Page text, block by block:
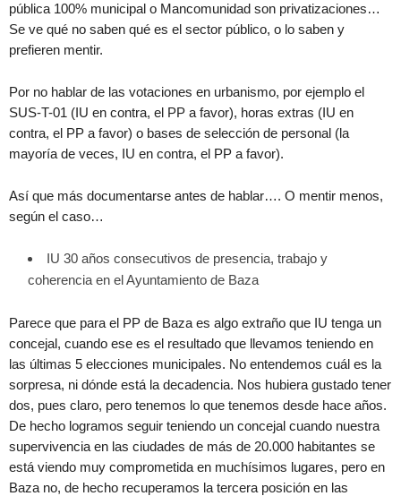
pública 100% municipal o Mancomunidad son privatizaciones…
Se ve qué no saben qué es el sector público, o lo saben y
prefieren mentir.
Por no hablar de las votaciones en urbanismo, por ejemplo el
SUS-T-01 (IU en contra, el PP a favor), horas extras (IU en
contra, el PP a favor) o bases de selección de personal (la
mayoría de veces, IU en contra, el PP a favor).
Así que más documentarse antes de hablar…. O mentir menos,
según el caso…
IU 30 años consecutivos de presencia, trabajo y
coherencia en el Ayuntamiento de Baza
Parece que para el PP de Baza es algo extraño que IU tenga un
concejal, cuando ese es el resultado que llevamos teniendo en
las últimas 5 elecciones municipales. No entendemos cuál es la
sorpresa, ni dónde está la decadencia. Nos hubiera gustado tener
dos, pues claro, pero tenemos lo que tenemos desde hace años.
De hecho logramos seguir teniendo un concejal cuando nuestra
supervivencia en las ciudades de más de 20.000 habitantes se
está viendo muy comprometida en muchísimos lugares, pero en
Baza no, de hecho recuperamos la tercera posición en las